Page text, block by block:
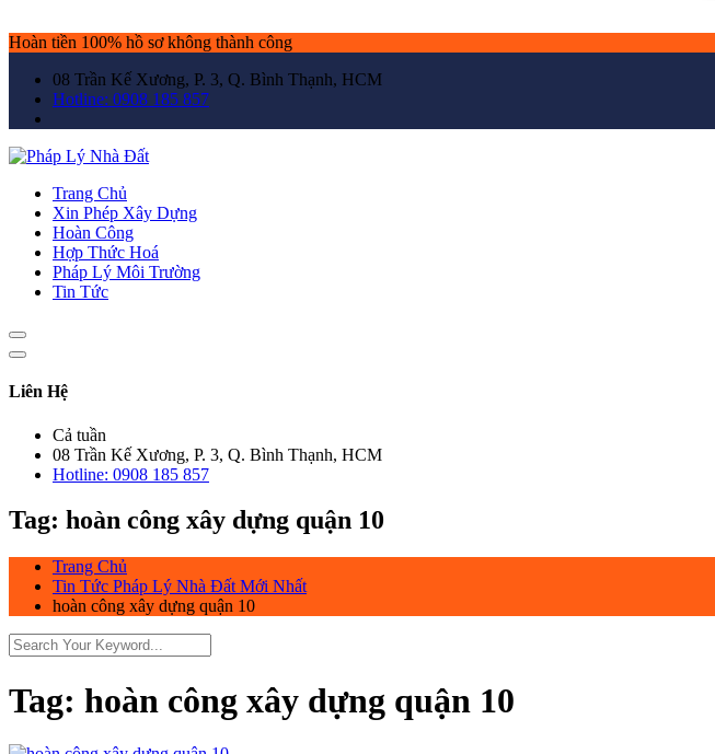
Hoàn tiền 100% hồ sơ không thành công
08 Trần Kế Xương, P. 3, Q. Bình Thạnh, HCM
Hotline: 0908 185 857
Trang Chủ
Xin Phép Xây Dựng
Hoàn Công
Hợp Thức Hoá
Pháp Lý Môi Trường
Tin Tức
Liên Hệ
Cả tuần
08 Trần Kế Xương, P. 3, Q. Bình Thạnh, HCM
Hotline: 0908 185 857
Tag: hoàn công xây dựng quận 10
Trang Chủ
Tin Tức Pháp Lý Nhà Đất Mới Nhất
hoàn công xây dựng quận 10
Tag: hoàn công xây dựng quận 10